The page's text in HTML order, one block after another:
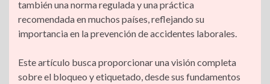
también una norma regulada y una práctica
recomendada en muchos países, reflejando su
importancia en la prevención de accidentes laborales.
Este artículo busca proporcionar una visión completa
sobre el bloqueo y etiquetado, desde sus fundamentos